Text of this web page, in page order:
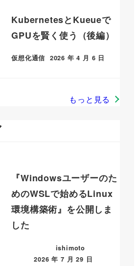
KubernetesとKueueで
GPUを賢く使う（後編）
仮想化通信 2026 年 4 月 6 日
もっと見る
『Windowsユーザーのた
めのWSLで始めるLinux
環境構築術』を公開しま
した
ishimoto
2026 年 7 月 29 日